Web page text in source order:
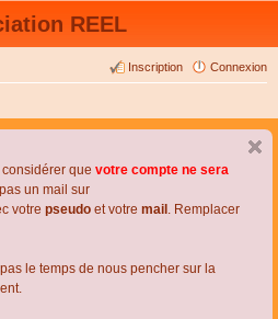
REEL
Connexion
Inscription
que votre compte ne sera
un mail sur
votre pseudo et votre mail . Remplacer
le temps de nous pencher sur la